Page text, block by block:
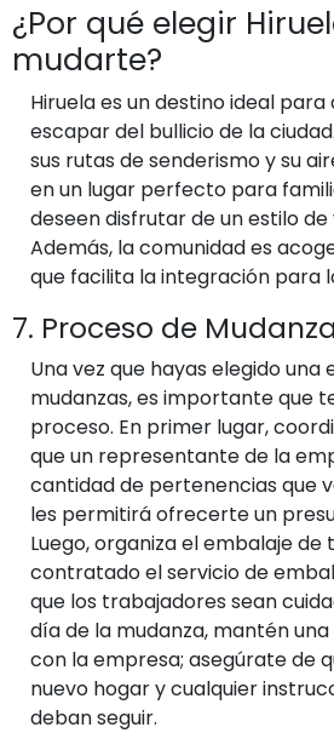
¿Por qué elegir
mudarte?
Hiruela es un destino ideal
escapar del bullicio de la
sus rutas de senderismo y su
en un lugar perfecto para
deseen disfrutar de un estilo de
Además, la comunidad es
que facilita la integración para
7. Proceso de Mudanza
Una vez que hayas elegido una
mudanzas, es importante que
proceso. En primer lugar,
que un representante de la
cantidad de pertenencias que
les permitirá ofrecerte un
Luego, organiza el embalaje de
contratado el servicio de
que los trabajadores sean
día de la mudanza, mantén
con la empresa; asegúrate de
nuevo hogar y cualquier
deban seguir.